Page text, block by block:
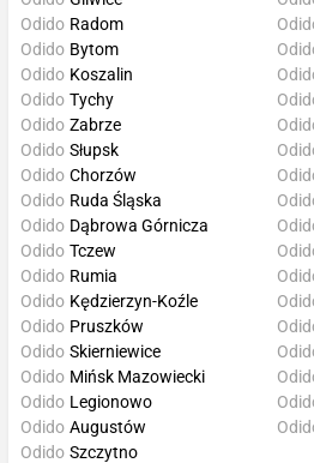
Odido Radom
Odido Bytom
Odido Koszalin
Odido Tychy
Odido Zabrze
Odido Słupsk
Odido Chorzów
Odido Ruda Śląska
Odido Dąbrowa Górnicza
Odido Tczew
Odido Rumia
Odido Kędzierzyn-Koźle
Odido Pruszków
Odido Skierniewice
Odido Mińsk Mazowiecki
Odido Legionowo
Odido Augustów
Odido Szczytno